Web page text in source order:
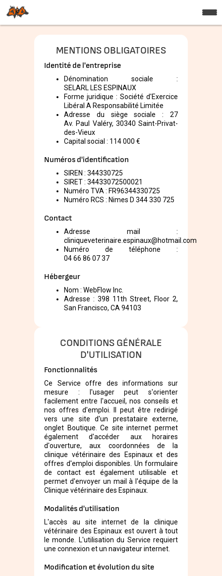
MENTIONS OBLIGATOIRES
Identité de l'entreprise
Dénomination sociale :
SELARL LES ESPINAUX
Forme juridique : Société d'Exercice
Libéral A Responsabilité Limitée
Adresse du siège sociale : 27
Av. Paul Valéry, 30340 Saint-Privat-
des-Vieux
Capital social : 114 000 €
Numéros d'identification
SIREN : 344330725
SIRET : 34433072500021
Numéro TVA : FR96344330725
Numéro RCS : Nimes D 344 330 725
Contact
Adresse mail :
cliniqueveterinaire.espinaux@hotmail.com
Numéro de téléphone :
04 66 86 07 37
Hébergeur
Nom : WebFlow Inc.
Adresse : 398 11th Street, Floor 2,
San Francisco, CA 94103
CONDITIONS GÉNÉRALE
D'UTILISATION
Fonctionnalités
Ce Service offre des informations sur
mesure : l'usager peut s'orienter
facilement entre l'accueil, nos conseils et
nos offres d'emploi. Il peut être redirigé
vers une site d'un prestataire externe,
onglet Boutique. Ce site internet permet
également d'accéder aux horaires
d'ouverture, aux coordonnées de la
clinique vétérinaire des Espinaux et des
offres d'emploi disponibles. Un formulaire
de contact est également utilisable et
permet d'envoyer un mail à l'équipe de la
Clinique vétérinaire des Espinaux.
Modalités d'utilisation
L'accès au site internet de la clinique
vétérinaire des Espinaux est ouvert à tout
le monde. L'utilisation du Service requiert
une connexion et un navigateur internet.
Modification et évolution du site